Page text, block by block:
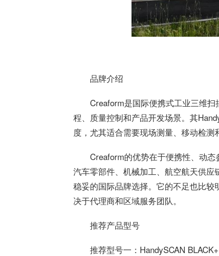
品牌介绍
Creaform是国际便携式工业三维
程、质量控制和产品开发场景。其
度，尤其适合需要现场测量、移动检测
Creaform的优势在于便携性、动
汽车零部件、机械加工、航空航天供
稳妥的国际品牌选择。它的不足也比
决于代理商和区域服务团队。
推荐产品型号
推荐型号一：HandySCAN BLACK+